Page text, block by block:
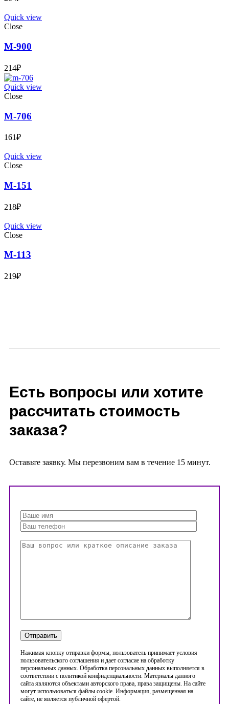
Quick view
Close
М-900
214₽
Quick view
Close
М-706
161₽
Quick view
Close
М-151
218₽
Quick view
Close
М-113
219₽
Есть вопросы или хотите
рассчитать стоимость
заказа?
Оставьте заявку. Мы перезвоним вам в течение 15 минут.
Нажимая кнопку отправки формы, пользователь принимает условия
пользовательского соглашения и дает согласие на обработку
персональных данных. Обработка персональных данных выполняется в
соответствии с политикой конфиденциальности. Материалы данного
сайта являются объектами авторского права, права защищены. На сайте
могут использоваться файлы cookie. Информация, размещенная на
сайте, не является публичной офертой.